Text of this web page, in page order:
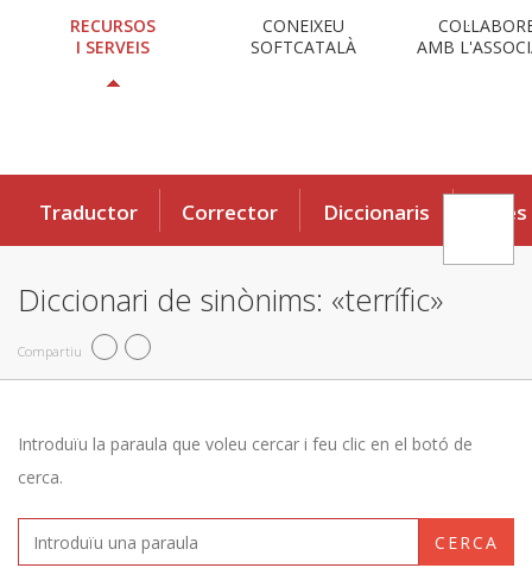
RECURSOS
I SERVEIS
CONEIXEU
SOFTCATALÀ
AMB
Traductor Corrector Diccionaris Eines
Diccionari de sinònims: «terrífic»
Compartiu
Introduïu la paraula que voleu cercar i feu clic en el botó de
cerca.
CERCA